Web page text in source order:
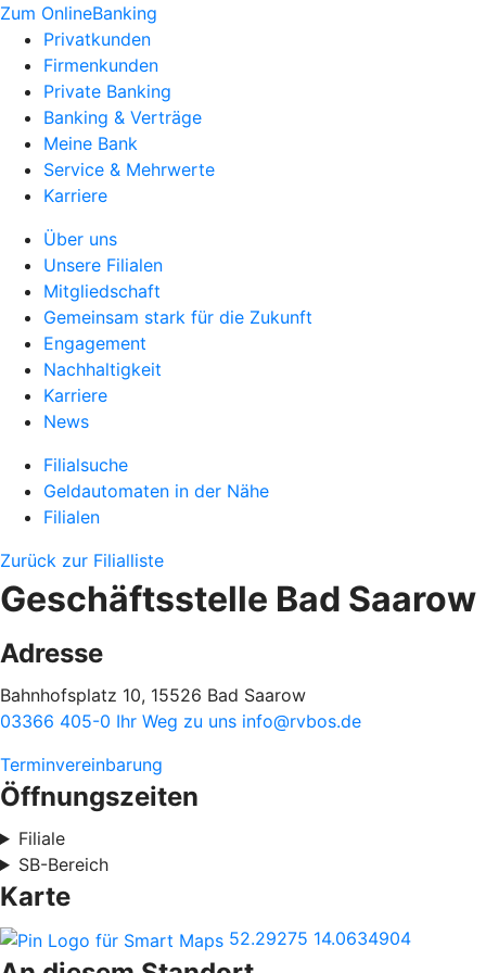
Zum OnlineBanking
Privatkunden
Firmenkunden
Private Banking
Banking & Verträge
Meine Bank
Service & Mehrwerte
Karriere
Über uns
Unsere Filialen
Mitgliedschaft
Gemeinsam stark für die Zukunft
Engagement
Nachhaltigkeit
Karriere
News
Filialsuche
Geldautomaten in der Nähe
Filialen
Zurück zur Filialliste
Geschäftsstelle Bad Saarow
Adresse
Bahnhofsplatz 10, 15526 Bad Saarow
03366 405-0 Ihr Weg zu uns info@rvbos.de
Terminvereinbarung
Öffnungszeiten
Filiale
SB-Bereich
Karte
52.29275 14.0634904